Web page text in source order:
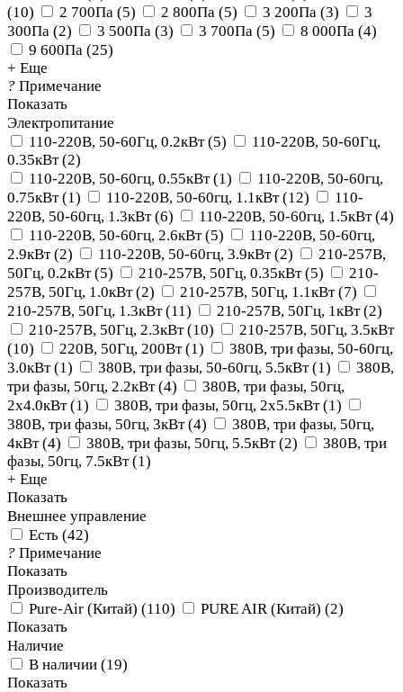
(10) 2 700Па (5) 2 800Па (5) 3 200Па (3)
3
300Па (2) 3 500Па (3) 3 700Па (5) 8 000Па (4)
9 600Па (25)
+ Еще
? Примечание
Показать
Электропитание
110-220В, 50-60Гц, 0.2кВт(5)
110-220В, 50-60Гц,
0.35кВт(2)
110-220В, 50-60гц, 0.55кВт(1)
110-220В, 50-60гц,
0.75кВт(1) 110-220В, 50-60гц, 1.1кВт(12)
110-
220В, 50-60гц, 1.3кВт(6) 110-220В, 50-60гц, 1.5кВт(4)
110-220В, 50-60гц, 2.6кВт(5)
110-220В, 50-60гц,
2.9кВт(2) 110-220В, 50-60гц, 3.9кВт(2)
210-257В,
50Гц, 0.2кВт(5) 210-257В, 50Гц, 0.35кВт(5)
210-
257В, 50Гц, 1.0кВт(2) 210-257В, 50Гц, 1.1кВт(7)
210-257В, 50Гц, 1.3кВт(11) 210-257В, 50Гц, 1кВт(2)
210-257В, 50Гц, 2.3кВт(10)
210-257В, 50Гц, 3.5кВт
(10) 220В, 50Гц, 200Вт(1)
380В, три фазы, 50-60гц,
3.0кВт(1) 380В, три фазы, 50-60гц, 5.5кВт(1)
380В,
три фазы, 50гц, 2.2кВт(4)
380В, три фазы, 50гц,
2x4.0кВт(1) 380В, три фазы, 50гц, 2х5.5кВт(1)
380В, три фазы, 50гц, 3кВт(4)
380В, три фазы, 50гц,
4кВт(4) 380В, три фазы, 50гц, 5.5кВт(2)
380В, три
фазы, 50гц, 7.5кВт(1)
+ Еще
Показать
Внешнее управление
Есть (42)
? Примечание
Показать
Производитель
Pure-Air (Китай) (110) PURE AIR (Китай) (2)
Показать
Наличие
В наличии (19)
Показать